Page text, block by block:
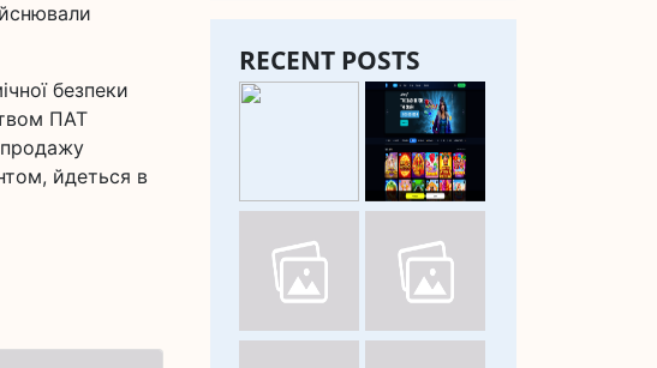
RECENT POSTS
безпеки
ПАТ
продажу
йдеться в